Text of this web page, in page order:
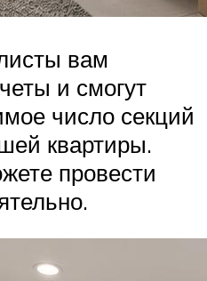
вам
и смогут
число секций
квартиры.
провести